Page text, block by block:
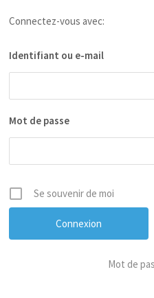
Connectez-vous avec:
Identifiant ou e-mail
Mot de passe
Se souvenir de moi
Mot de